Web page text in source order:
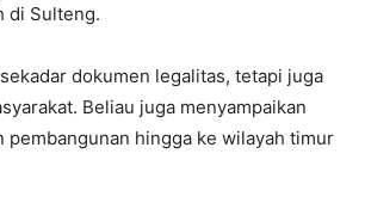
di Sulteng.
dokumen legalitas, tetapi juga
Beliau juga menyampaikan
hingga ke wilayah timur